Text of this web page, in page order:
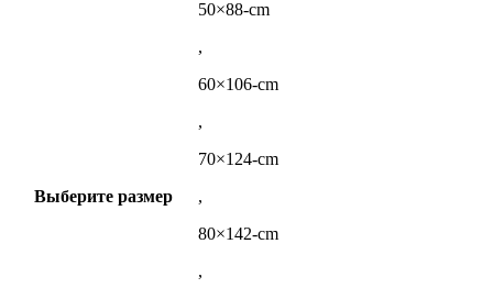
Выберите размер
50×88-cm
,
60×106-cm
,
70×124-cm
,
80×142-cm
,